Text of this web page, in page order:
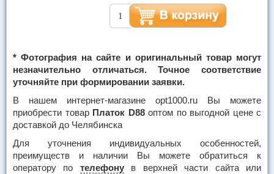
* Фотография на сайте и оригинальный товар могут
незначительно отличаться. Точное соответствие
уточняйте при формировании заявки.
В нашем интернет-магазине opt1000.ru Вы можете
приобрести товар Платок D88оптом по выгодной цене с
доставкой до Челябинска
Для уточнения индивидуальных особенностей,
преимуществ и наличии Вы можете обратиться к
оператору по телефонув верхней части сайта или